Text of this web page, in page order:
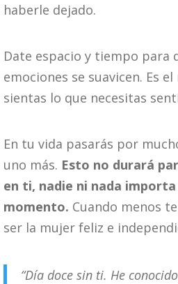
haberle dejado.
Date espacio y tiempo para
emociones se suavicen. Es
sientas lo que necesitas
En tu vida pasarás por
uno más. Esto no durará
en ti, nadie ni nada
momento. Cuando menos
ser la mujer feliz e
“Día doce sin ti. He